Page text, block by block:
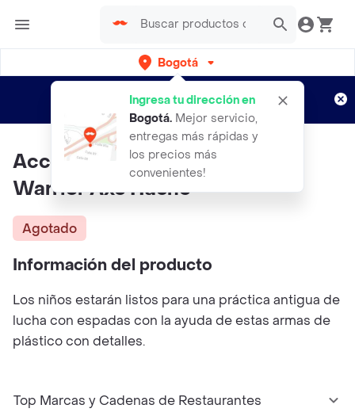
Bogotá
Ingresa tu dirección en
Bogotá. Mejor servicio,
entregas más rápidas y
los precios más
convenientes!
envíos gratis por semanas
Aplican TyC
Accesorio Para Disfraz Hacha
Warrior Axe Hache
Agotado
Información del producto
Los niños estarán listos para una práctica antigua de
lucha con espadas con la ayuda de estas armas de
plástico con detalles.
Top Marcas y Cadenas de Restaurantes